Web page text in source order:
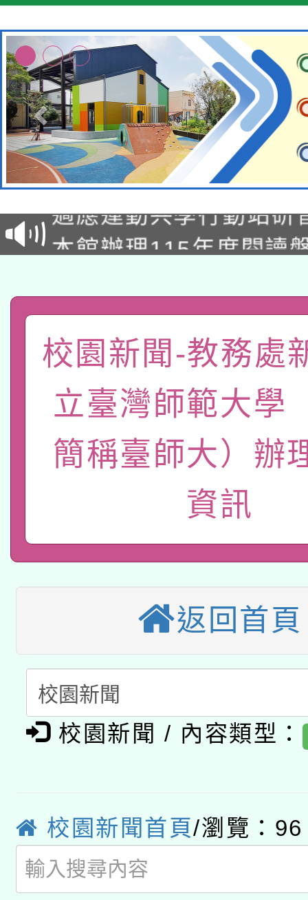
本校115學年度第2次
招甄選結果公告(無人
招)
本館辦理115年度閱讀
礎課程
「數位內容與教學軟體
有關大陸委員會函釋公
薪期間赴陸應申請許可
轉知經濟部水利署委託
業技術研究院辦理「
用水績優單位及節水達
115年8月22日(星期六
桃園市孔廟祈福系列
開 智慧啟航」
本校115學年度第2次
招甄選結果公告(無人
招)
適應運動共學行動站研
本館辦理115年度閱讀
暨閱讀推動專業研習
科技賦能─人工智慧
礎課程
A3數位素養講師名單
「數位內容與教學軟體
pilot」
有關大陸委員會函釋公
薪期間赴陸應申請許可
轉知經濟部水利署委託
用水績優單位及節水達
動」
桃園市孔廟祈福系列
開 智慧啟航」
2026年桃園地景藝術
校園新聞-教務處
立臺灣師範大學
簡稱臺師大）辦
資訊
返回首頁
校園新聞 / 內容類型：
校園新聞首頁/瀏覽：96